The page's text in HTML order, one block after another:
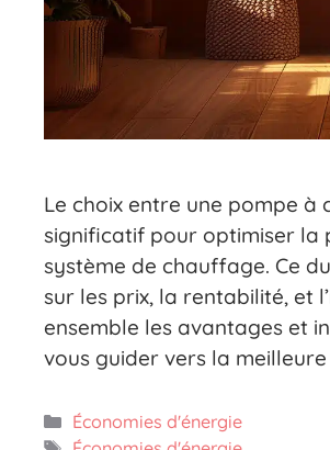
Le choix entre une pompe à
significatif pour optimiser
système de chauffage. Ce
sur les prix, la rentabilité, et
ensemble les avantages et
vous guider vers la meilleure
Catégories
Économies d'énergie